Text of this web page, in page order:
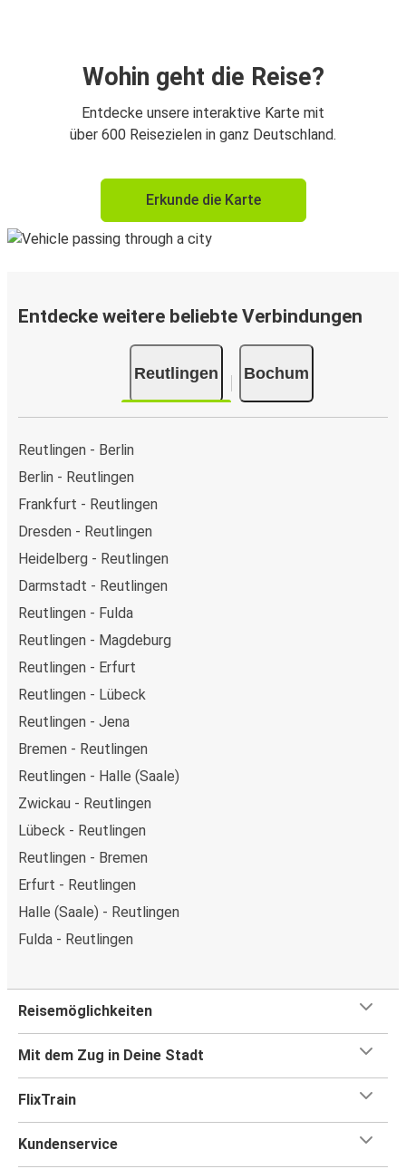
Wohin geht die Reise?
Entdecke unsere interaktive Karte mit
über 600 Reisezielen in ganz Deutschland.
Erkunde die Karte
Entdecke weitere beliebte Verbindungen
Reutlingen Bochum
Reutlingen - Berlin
Berlin - Reutlingen
Frankfurt - Reutlingen
Dresden - Reutlingen
Heidelberg - Reutlingen
Darmstadt - Reutlingen
Reutlingen - Fulda
Reutlingen - Magdeburg
Reutlingen - Erfurt
Reutlingen - Lübeck
Reutlingen - Jena
Bremen - Reutlingen
Reutlingen - Halle (Saale)
Zwickau - Reutlingen
Lübeck - Reutlingen
Reutlingen - Bremen
Erfurt - Reutlingen
Halle (Saale) - Reutlingen
Fulda - Reutlingen
Reisemöglichkeiten
Mit dem Zug in Deine Stadt
FlixTrain
Kundenservice